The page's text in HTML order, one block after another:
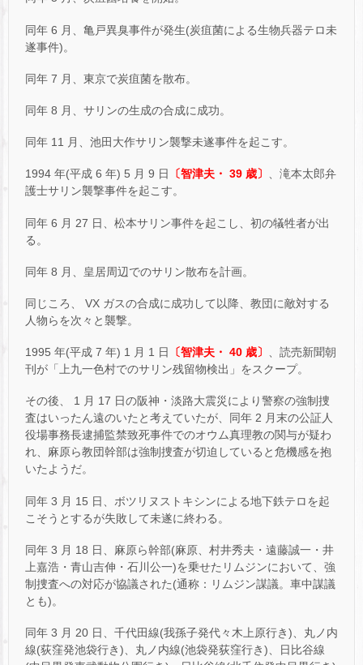
同年 6 月、亀戸異臭事件が発生(炭疽菌による生物兵器テロ未
遂事件)。
同年 7 月、東京で炭疽菌を散布。
同年 8 月、サリンの生成の合成に成功。
同年 11 月、池田大作サリン襲撃未遂事件を起こす。
1994 年(平成 6 年) 5 月 9 日 〔智津夫・ 39 歳〕 、滝本太郎弁
護士サリン襲撃事件を起こす。
同年 6 月 27 日、松本サリン事件を起こし、初の犠牲者が出
る。
同年 8 月、皇居周辺でのサリン散布を計画。
同じころ、 VX ガスの合成に成功して以降、教団に敵対する
人物らを次々と襲撃。
1995 年(平成 7 年) 1 月 1 日 〔智津夫・ 40 歳〕
、読売新聞朝
刊が「上九一色村でのサリン残留物検出」をスクープ。
その後、 1 月 17 日の阪神・淡路大震災により警察の強制捜
査はいったん遠のいたと考えていたが、同年 2 月末の公証人
役場事務長逮捕監禁致死事件でのオウム真理教の関与が疑わ
れ、麻原ら教団幹部は強制捜査が切迫していると危機感を抱
いたようだ。
同年 3 月 15 日、ボツリヌストキシンによる地下鉄テロを起
こそうとするが失敗して未遂に終わる。
同年 3 月 18 日、麻原ら幹部(麻原、村井秀夫・遠藤誠一・井
上嘉浩・青山吉伸・石川公一)を乗せたリムジンにおいて、強
制捜査への対応が協議された(通称：リムジン謀議。車中謀議
とも)。
同年 3 月 20 日、千代田線(我孫子発代々木上原行き)、丸ノ内
線(荻窪発池袋行き)、丸ノ内線(池袋発荻窪行き)、日比谷線